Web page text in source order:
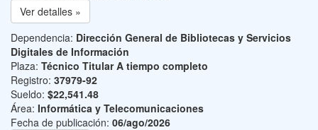
Ver detalles »
Dependencia: Dirección General de Bibliotecas y Servicios
Digitales de Información
Plaza: Técnico Titular A tiempo completo
Registro: 37979-92
Sueldo: $22,541.48
Área: Informática y Telecomunicaciones
Fecha de publicación: 06/ago/2026